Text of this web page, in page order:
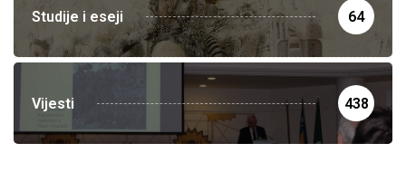
Studije i eseji 64
Vijesti 438